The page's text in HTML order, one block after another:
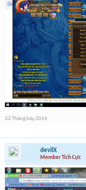
22 Tháng bảy 2016
devilX
Member Tích Cực